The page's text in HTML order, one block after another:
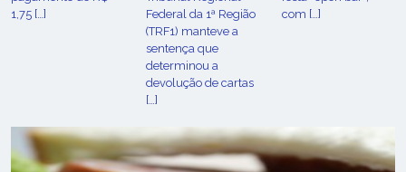
1,75 […]
Federal da 1ª Região
(TRF1) manteve a
sentença que
determinou a
devolução de cartas
[…]
com […]